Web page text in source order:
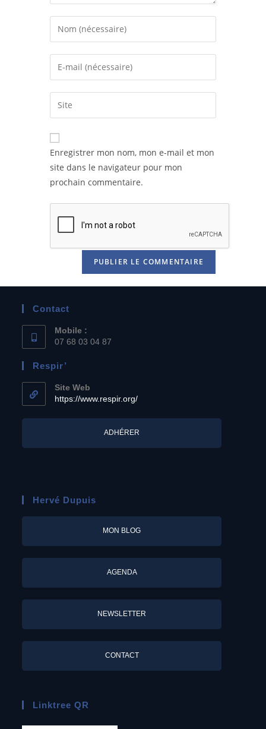
Enregistrer mon nom, mon e-mail et mon
site dans le navigateur pour mon
prochain commentaire.
Contact
Mobile :
07 68 03 04 87
Respir’
Site Web
https://www.respir.org/
ADHÉRER
Hervé Dupuis
MON BLOG
AGENDA
NEWSLETTER
CONTACT
Linktree QR